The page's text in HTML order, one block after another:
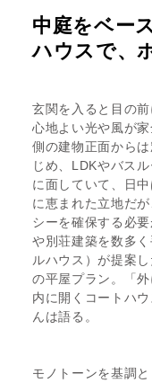
中庭をベー
ハウスで、
玄関を入ると目の
心地よい光や風が
側の建物正面から
じめ、LDKやバス
に面していて、日
に恵まれた立地だ
シーを確保する必
や別荘建築を数多
ルハウス）が提案
の平屋プラン。「
内に開くコートハ
んは語る。
モノトーンを基調